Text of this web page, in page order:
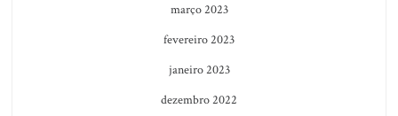
março 2023
fevereiro 2023
janeiro 2023
dezembro 2022